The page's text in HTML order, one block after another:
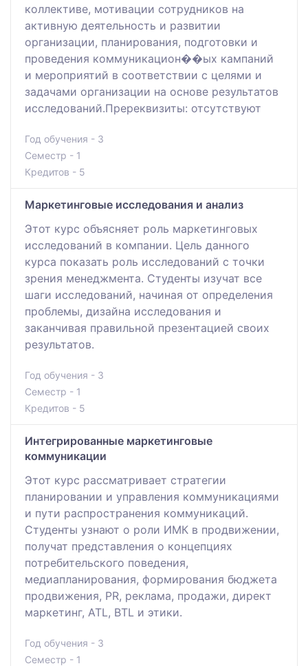
коллективе, мотивации сотрудников на
активную деятельность и развитии
организации, планирования, подготовки и
проведения коммуникацион��ых кампаний
и мероприятий в соответствии с целями и
задачами организации на основе результатов
исследований.Пререквизиты: отсутствуют
Год обучения - 3
Семестр - 1
Кредитов - 5
Маркетинговые исследования и анализ
Этот курс объясняет роль маркетинговых
исследований в компании. Цель данного
курса показать роль исследований с точки
зрения менеджмента. Студенты изучат все
шаги исследований, начиная от определения
проблемы, дизайна исследования и
заканчивая правильной презентацией своих
результатов.
Год обучения - 3
Семестр - 1
Кредитов - 5
Интегрированные маркетинговые
коммуникации
Этот курс рассматривает стратегии
планировании и управления коммуникациями
и пути распространения коммуникаций.
Студенты узнают о роли ИМК в продвижении,
получат представления о концепциях
потребительского поведения,
медиапланирования, формирования бюджета
продвижения, PR, реклама, продажи, директ
маркетинг, ATL, BTL и этики.
Год обучения - 3
Семестр - 1